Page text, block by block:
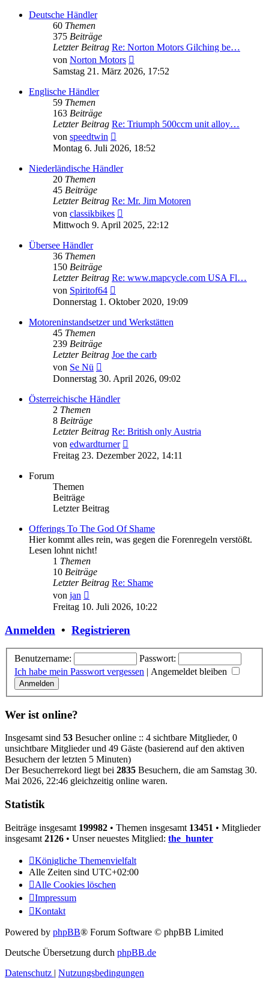
Deutsche Händler
60 Themen
375 Beiträge
Letzter Beitrag Re: Norton Motors Gilching be…
von Norton Motors
Beitrag
Samstag 21. März 2026, 17:52
Englische Händler
59 Themen
163 Beiträge
Letzter Beitrag Re: Triumph 500ccm unit alloy…
von speedtwin
Beitrag
Montag 6. Juli 2026, 18:52
Niederländische Händler
20 Themen
45 Beiträge
Letzter Beitrag Re: Mr. Jim Motoren
von classikbikes
Beitrag
Mittwoch 9. April 2025, 22:12
Übersee Händler
36 Themen
150 Beiträge
Letzter Beitrag Re: www.mapcycle.com USA Fl…
von Spiritof64
Beitrag
Donnerstag 1. Oktober 2020, 19:09
Motoreninstandsetzer und Werkstätten
45 Themen
239 Beiträge
Letzter Beitrag Joe the carb
von Se Nü
Beitrag
Donnerstag 30. April 2026, 09:02
Österreichische Händler
2 Themen
8 Beiträge
Letzter Beitrag Re: British only Austria
von edwardturner
Beitrag
Freitag 23. Dezember 2022, 14:11
Forum
Themen
Beiträge
Letzter Beitrag
Offerings To The God Of Shame
Hier kommt alles rein, was gegen die Forenregeln verstößt.
Lesen lohnt nicht!
1 Themen
10 Beiträge
Letzter Beitrag Re: Shame
von jan
Beitrag
Freitag 10. Juli 2026, 10:22
Anmelden • Registrieren
Benutzername:
Passwort:
Ich habe mein Passwort vergessen | Angemeldet bleiben
Wer ist online?
Insgesamt sind 53 Besucher online :: 4 sichtbare Mitglieder, 0
unsichtbare Mitglieder und 49 Gäste (basierend auf den aktiven
Besuchern der letzten 5 Minuten)
Der Besucherrekord liegt bei 2835 Besuchern, die am Samstag 30.
Mai 2026, 22:46 gleichzeitig online waren.
Statistik
Beiträge insgesamt 199982 • Themen insgesamt 13451 • Mitglieder
insgesamt 2126 • Unser neuestes Mitglied: the_hunter
Königliche Themenvielfalt
Alle Zeiten sind UTC+02:00
Alle Cookies löschen
Impressum
Kontakt
Powered by phpBB® Forum Software © phpBB Limited
Deutsche Übersetzung durch phpBB.de
Datenschutz | Nutzungsbedingungen